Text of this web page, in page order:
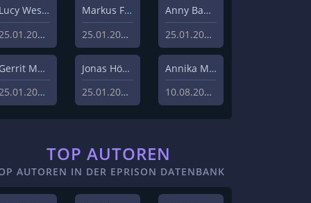
Lucy Westphal
25.01.2024
Markus Fiedler
25.01.2024
Anny Bader
25.01.2024
Gerrit Menk
25.01.2024
Jonas Höger
25.01.2024
Annika Menzel
10.08.2023
TOP AUTOREN
AUTOREN IN DER EPRISON DATENBANK